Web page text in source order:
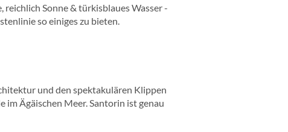
Sonne & türkisblaues Wasser -
so einiges zu bieten.
und den spektakulären Klippen
Ägäischen Meer. Santorin ist genau